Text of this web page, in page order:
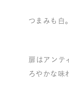
つまみも白
扉はアンテ
ろやかな味